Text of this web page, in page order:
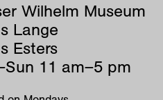
Wilhelm Museum
Lange
Esters
11 am–5 pm